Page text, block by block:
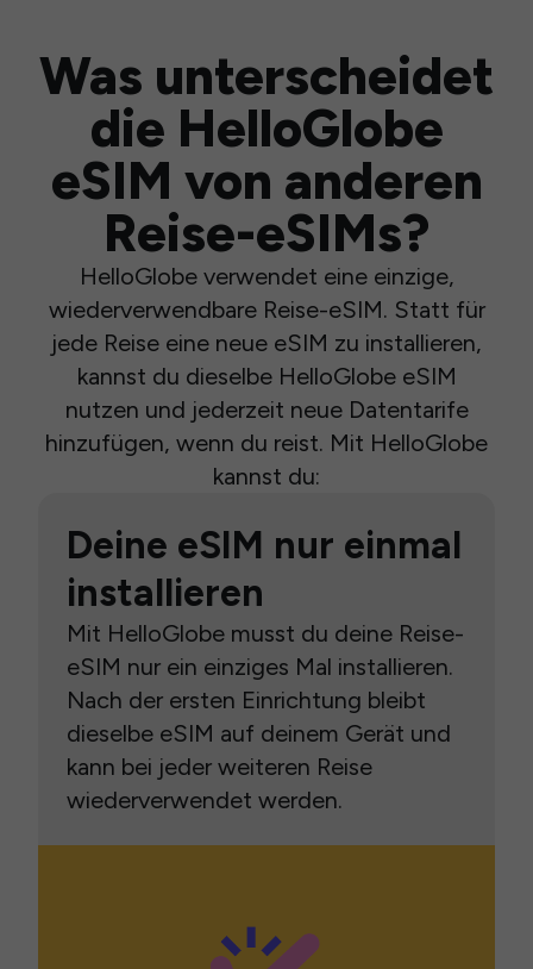
Was unterscheidet
die HelloGlobe
eSIM von anderen
Reise-eSIMs?
HelloGlobe verwendet eine einzige,
wiederverwendbare Reise-eSIM. Statt für
jede Reise eine neue eSIM zu installieren,
kannst du dieselbe HelloGlobe eSIM
nutzen und jederzeit neue Datentarife
hinzufügen, wenn du reist. Mit HelloGlobe
kannst du:
Deine eSIM nur einmal
installieren
Mit HelloGlobe musst du deine Reise-
eSIM nur ein einziges Mal installieren.
Nach der ersten Einrichtung bleibt
dieselbe eSIM auf deinem Gerät und
kann bei jeder weiteren Reise
wiederverwendet werden.